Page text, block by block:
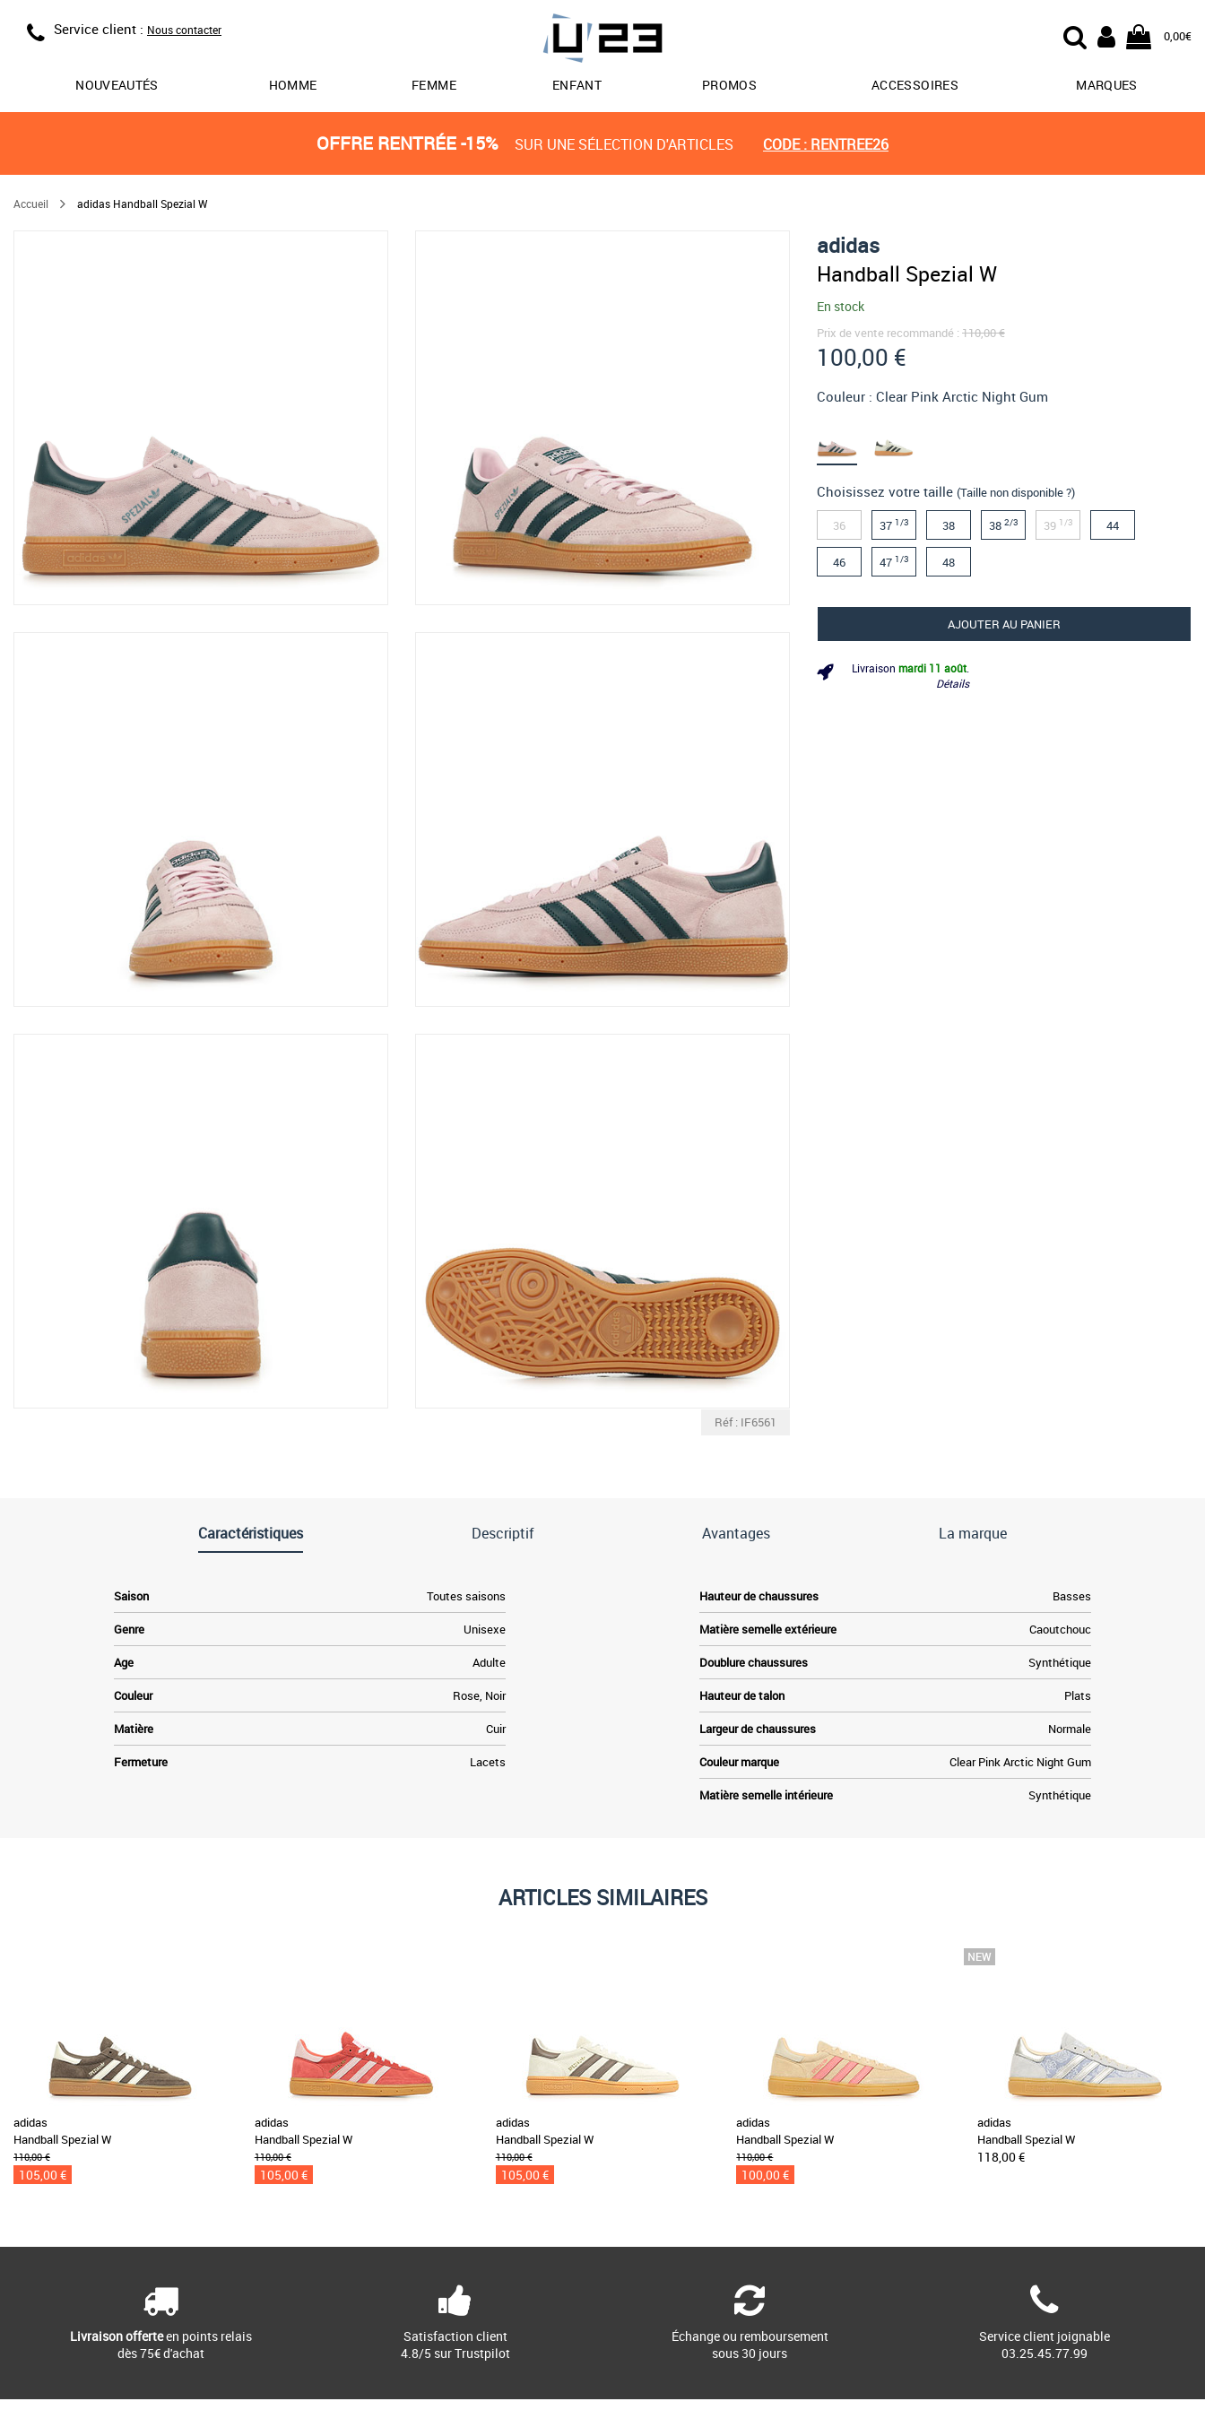
Service client : Nous contacter 0,00€
NOUVEAUTÉS HOMME FEMME ENFANT PROMOS ACCESSOIRES MARQUES
OFFRE RENTRÉE -15% SUR UNE SÉLECTION D'ARTICLES CODE : RENTREE26
Accueil adidas Handball Spezial W
Réf : IF6561
adidas
Handball Spezial W
En stock
Prix de vente recommandé : 110,00 €
100,00 €
Couleur : Clear Pink Arctic Night Gum
Choisissez votre taille (Taille non disponible ?)
36 37 1/3 38 38 2/3 39 1/3 44
46 47 1/3 48
AJOUTER AU PANIER
Livraison mardi 11 août
Détails
Caractéristiques Descriptif Avantages La marque
Saison Toutes saisons
Genre Unisexe
Age Adulte
Couleur Rose, Noir
Matière Cuir
Fermeture Lacets
Hauteur de chaussures Basses
Matière semelle extérieure Caoutchouc
Doublure chaussures Synthétique
Hauteur de talon Plats
Largeur de chaussures Normale
Couleur marque Clear Pink Arctic Night Gum
Matière semelle intérieure Synthétique
ARTICLES SIMILAIRES
adidas
Handball Spezial W
110,00 €
105,00 €
adidas
Handball Spezial W
110,00 €
105,00 €
adidas
Handball Spezial W
110,00 €
105,00 €
adidas
Handball Spezial W
110,00 €
100,00 €
adidas
Handball Spezial W
118,00 €
Livraison offerteen points relais
dès 75€ d'achat
Satisfaction client
4.8/5 sur Trustpilot
Échange ou remboursement
sous 30 jours
Service client joignable
03.25.45.77.99